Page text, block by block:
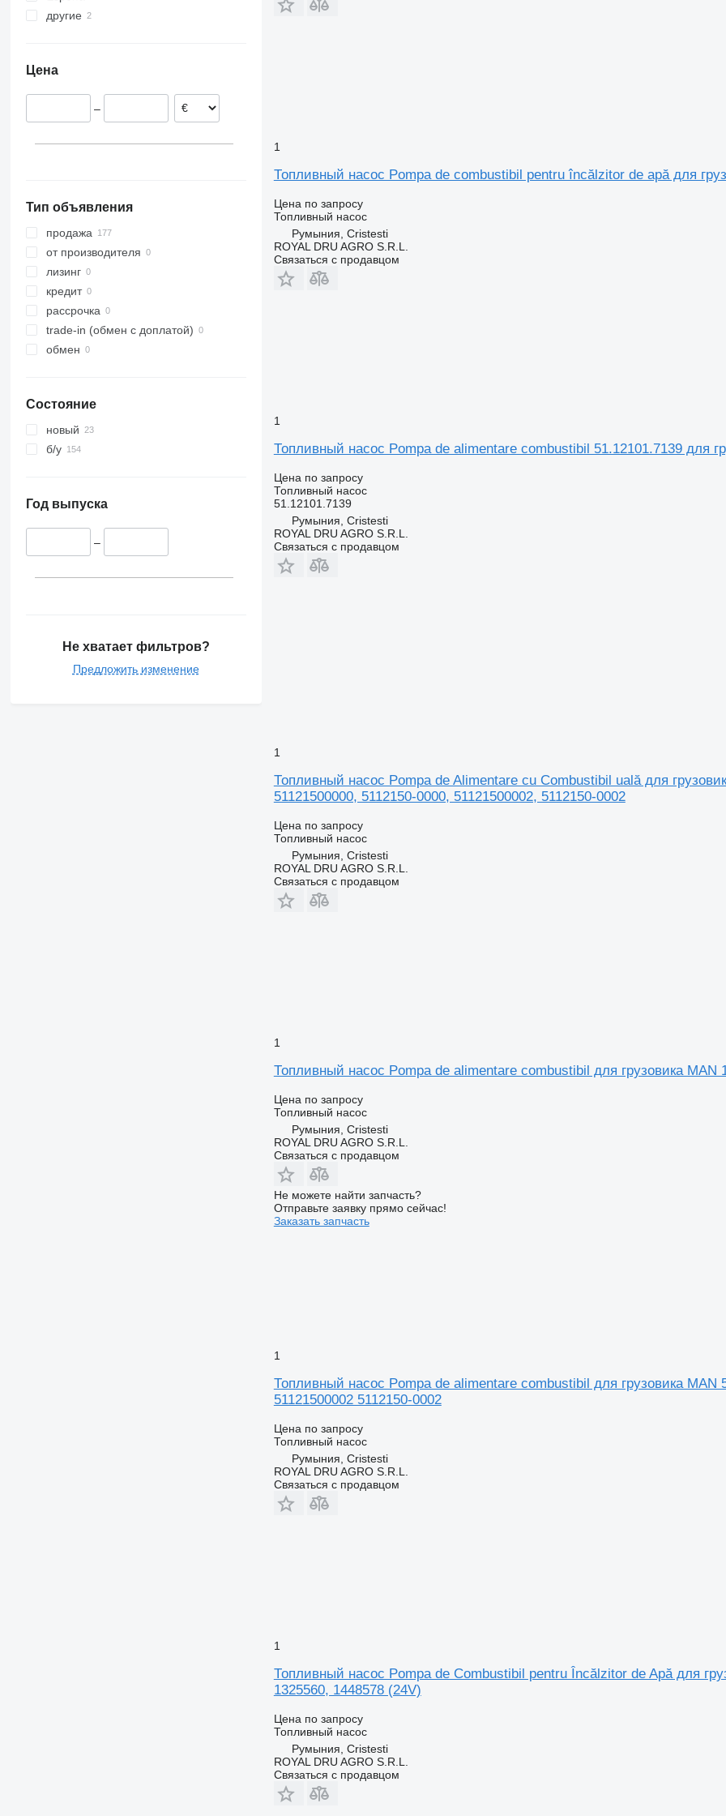
Vito Эстония
Литва
Германия
другие
Цена
–
Тип объявления
продажа
от производителя
лизинг
кредит
рассрочка
trade-in (обмен с доплатой)
обмен
Состояние
новый
б/у
Год выпуска
–
Не хватает фильтров?
Предложить изменение
1
Топливный насос Pompa de combustibil pentru încălzitor de apă для
Цена по запросу
Топливный насос
Румыния, Cristesti
ROYAL DRU AGRO S.R.L.
Связаться с продавцом
1
Топливный насос Pompa de alimentare combustibil 51.12101.7139 для
Цена по запросу
Топливный насос
51.12101.7139
Румыния, Cristesti
ROYAL DRU AGRO S.R.L.
Связаться с продавцом
1
Топливный насос Pompa de Alimentare cu Combustibil uală для
51121500000, 5112150-0000, 51121500002, 5112150-0002
Цена по запросу
Топливный насос
Румыния, Cristesti
ROYAL DRU AGRO S.R.L.
Связаться с продавцом
1
Топливный насос Pompa de alimentare combustibil для грузовика MAN
Цена по запросу
Топливный насос
Румыния, Cristesti
ROYAL DRU AGRO S.R.L.
Связаться с продавцом
Не можете найти запчасть?
Отправьте заявку прямо сейчас!
Заказать запчасть
1
Топливный насос Pompa de alimentare combustibil для грузовика MAN
51121500002 5112150-0002
Цена по запросу
Топливный насос
Румыния, Cristesti
ROYAL DRU AGRO S.R.L.
Связаться с продавцом
1
Топливный насос Pompa de Combustibil pentru Încălzitor de Apă для
1325560, 1448578 (24V)
Цена по запросу
Топливный насос
Румыния, Cristesti
ROYAL DRU AGRO S.R.L.
Связаться с продавцом